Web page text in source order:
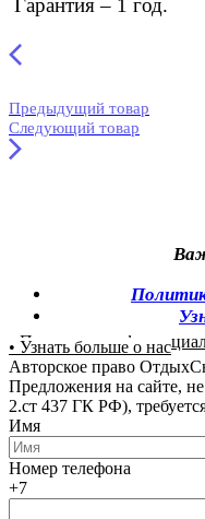
Гарантия – 1 год.
Предыдущий товар
Следующий товар
• Политика
• Узнать больше о нас
Авторское право
Предложения на сайте,
2.ст 437 ГК РФ),
Имя
Номер телефона
+7